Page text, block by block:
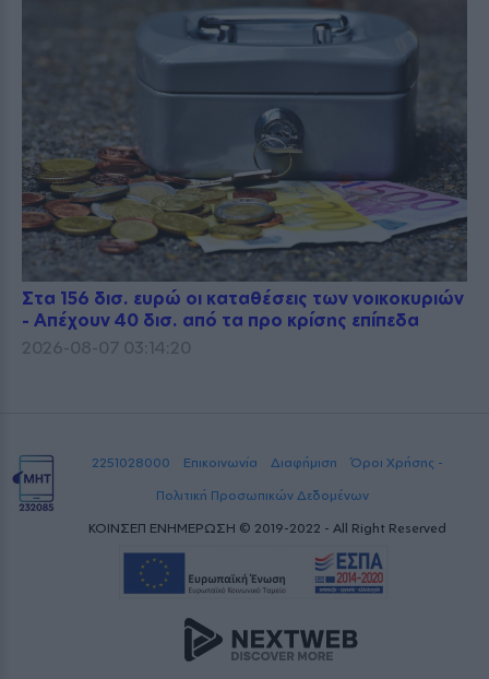
Στα 156 δισ. ευρώ οι καταθέσεις των νοικοκυριών
- Απέχουν 40 δισ. από τα προ κρίσης επίπεδα
2026-08-07 03:14:20
2251028000 Επικοινωνία Διαφήμιση
Όροι Χρήσης -
Πολιτική Προσωπικών Δεδομένων
ΚΟΙΝΣΕΠ ΕΝΗΜΕΡΩΣΗ © 2019-2022 - All Right Reserved